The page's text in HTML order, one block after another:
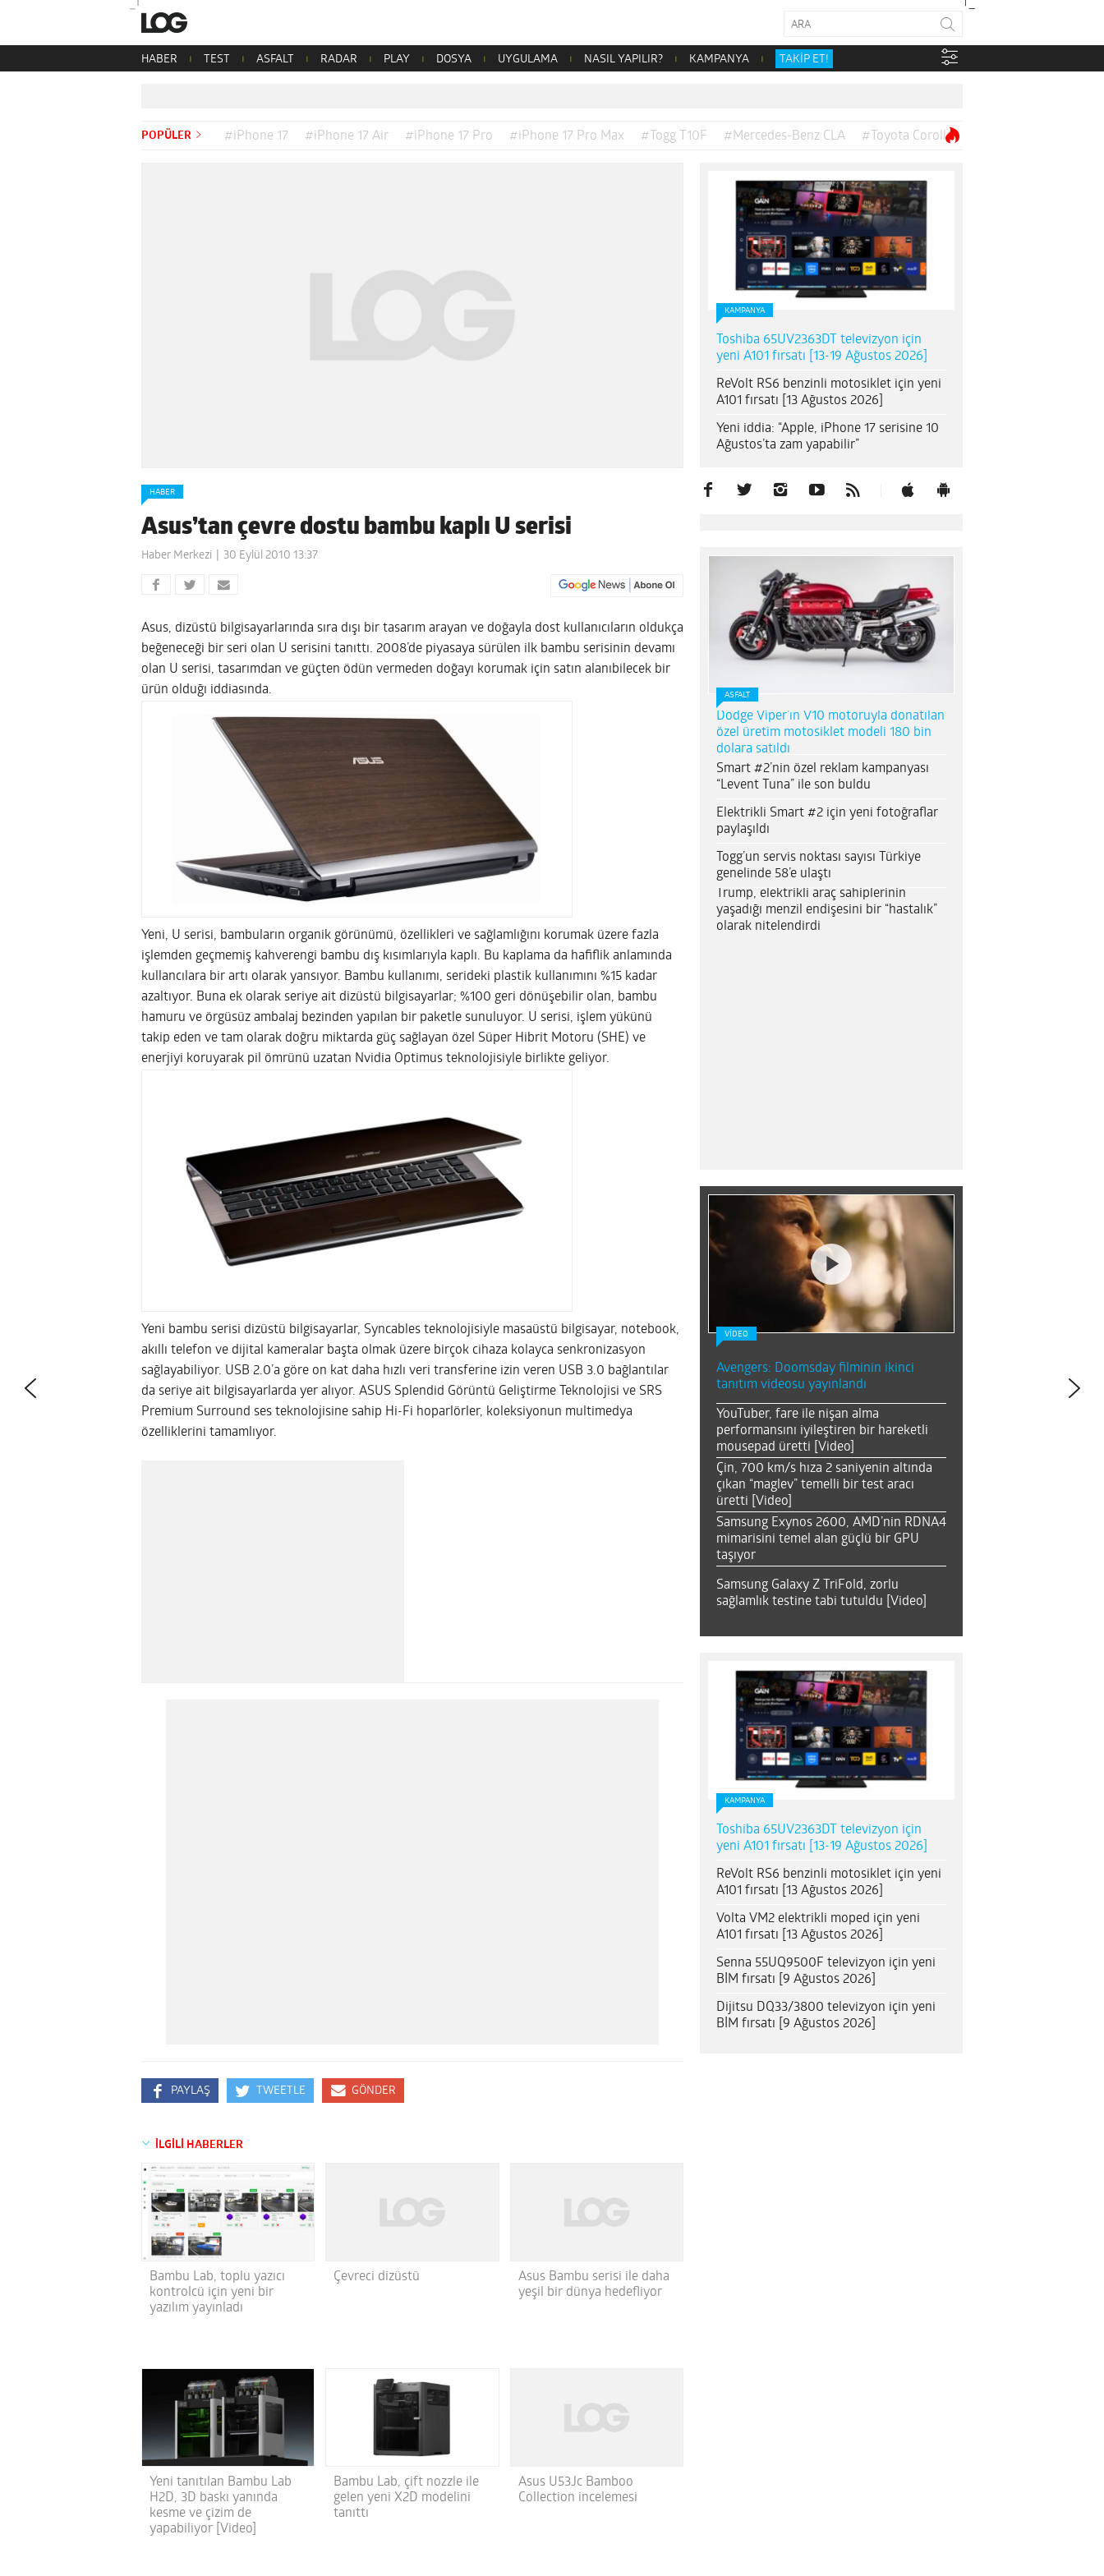
HABER TEST ASFALT RADAR PLAY DOSYA UYGULAMA NASIL YAPILIR? KAMPANYA TAKİP ET!
POPÜLER #iPhone 17 #iPhone 17 Air #iPhone 17 Pro #iPhone 17 Pro Max #Togg T10F #Mercedes-Benz CLA #Toyota Corolla
HABER
Asus’tan çevre dostu bambu kaplı U serisi
Haber Merkezi 30 Eylül 2010 13:37
Asus, dizüstü bilgisayarlarında sıra dışı bir tasarım arayan ve doğayla dost kullanıcıların oldukça
beğeneceği bir seri olan U serisini tanıttı. 2008’de piyasaya sürülen ilk bambu serisinin devamı
olan U serisi, tasarımdan ve güçten ödün vermeden doğayı korumak için satın alanıbilecek bir
ürün olduğı iddiasında.
Yeni, U serisi, bambuların organik görünümü, özellikleri ve sağlamlığını korumak üzere fazla
işlemden geçmemiş kahverengi bambu dış kısımlarıyla kaplı. Bu kaplama da hafiflik anlamında
kullancılara bir artı olarak yansıyor. Bambu kullanımı, serideki plastik kullanımını %15 kadar
azaltıyor. Buna ek olarak seriye ait dizüstü bilgisayarlar; %100 geri dönüşebilir olan, bambu
hamuru ve örgüsüz ambalaj bezinden yapılan bir paketle sunuluyor. U serisi, işlem yükünü
takip eden ve tam olarak doğru miktarda güç sağlayan özel Süper Hibrit Motoru (SHE) ve
enerjiyi koruyarak pil ömrünü uzatan Nvidia Optimus teknolojisiyle birlikte geliyor.
Yeni bambu serisi dizüstü bilgisayarlar, Syncables teknolojisiyle masaüstü bilgisayar, notebook,
akıllı telefon ve dijital kameralar başta olmak üzere birçok cihaza kolayca senkronizasyon
sağlayabiliyor. USB 2.0’a göre on kat daha hızlı veri transferine izin veren USB 3.0 bağlantılar
da seriye ait bilgisayarlarda yer alıyor. ASUS Splendid Görüntü Geliştirme Teknolojisi ve SRS
Premium Surround ses teknolojisine sahip Hi-Fi hoparlörler, koleksiyonun multimedya
özelliklerini tamamlıyor.
PAYLAŞ TWEETLE GÖNDER
İLGİLİ HABERLER
Bambu Lab, toplu yazıcı
kontrolcü için yeni bir
yazılım yayınladı
Çevreci dizüstü
Asus Bambu serisi ile daha
yeşil bir dünya hedefliyor
Yeni tanıtılan Bambu Lab
H2D, 3D baskı yanında
kesme ve çizim de
yapabiliyor [Video]
Bambu Lab, çift nozzle ile
gelen yeni X2D modelini
tanıttı
Asus U53Jc Bamboo
Collection incelemesi
KAMPANYA
Toshiba 65UV2363DT televizyon için
yeni A101 fırsatı [13-19 Ağustos 2026]
ReVolt RS6 benzinli motosiklet için yeni
A101 fırsatı [13 Ağustos 2026]
Yeni iddia: “Apple, iPhone 17 serisine 10
Ağustos’ta zam yapabilir”
ASFALT
Dodge Viper’ın V10 motoruyla donatılan
özel üretim motosiklet modeli 180 bin
dolara satıldı
Smart #2’nin özel reklam kampanyası
“Levent Tuna” ile son buldu
Elektrikli Smart #2 için yeni fotoğraflar
paylaşıldı
Togg’un servis noktası sayısı Türkiye
genelinde 58’e ulaştı
Trump, elektrikli araç sahiplerinin
yaşadığı menzil endişesini bir “hastalık”
olarak nitelendirdi
VİDEO
Avengers: Doomsday filminin ikinci
tanıtım videosu yayınlandı
YouTuber, fare ile nişan alma
performansını iyileştiren bir hareketli
mousepad üretti [Video]
Çin, 700 km/s hıza 2 saniyenin altında
çıkan “maglev” temelli bir test aracı
üretti [Video]
Samsung Exynos 2600, AMD’nin RDNA4
mimarisini temel alan güçlü bir GPU
taşıyor
Samsung Galaxy Z TriFold, zorlu
sağlamlık testine tabi tutuldu [Video]
KAMPANYA
Toshiba 65UV2363DT televizyon için
yeni A101 fırsatı [13-19 Ağustos 2026]
ReVolt RS6 benzinli motosiklet için yeni
A101 fırsatı [13 Ağustos 2026]
Volta VM2 elektrikli moped için yeni
A101 fırsatı [13 Ağustos 2026]
Senna 55UQ9500F televizyon için yeni
BİM fırsatı [9 Ağustos 2026]
Dijitsu DQ33/3800 televizyon için yeni
BİM fırsatı [9 Ağustos 2026]